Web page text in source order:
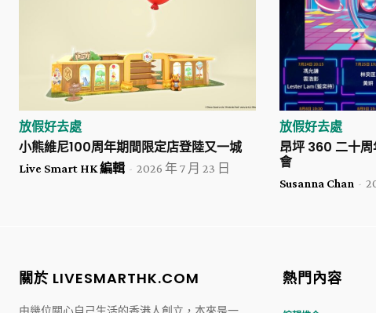
放假好去處
小熊維尼100周年期間限定店登陸又一城
Live Smart HK 編輯 - 2026 年 7 月 23 日
放假好去處
昂坪 360 二十
會
Susanna Chan -
關於 LIVESMARTHK.COM 熱門內容